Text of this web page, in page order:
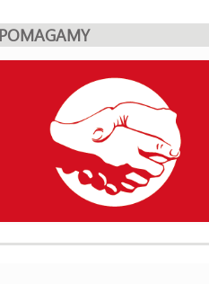
POMAGAMY